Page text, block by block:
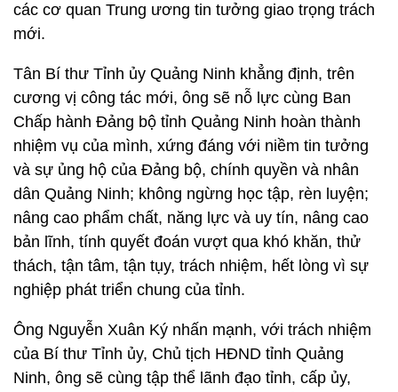
các cơ quan Trung ương tin tưởng giao trọng trách
mới.
Tân Bí thư Tỉnh ủy Quảng Ninh khẳng định, trên
cương vị công tác mới, ông sẽ nỗ lực cùng Ban
Chấp hành Đảng bộ tỉnh Quảng Ninh hoàn thành
nhiệm vụ của mình, xứng đáng với niềm tin tưởng
và sự ủng hộ của Đảng bộ, chính quyền và nhân
dân Quảng Ninh; không ngừng học tập, rèn luyện;
nâng cao phẩm chất, năng lực và uy tín, nâng cao
bản lĩnh, tính quyết đoán vượt qua khó khăn, thử
thách, tận tâm, tận tụy, trách nhiệm, hết lòng vì sự
nghiệp phát triển chung của tỉnh.
Ông Nguyễn Xuân Ký nhấn mạnh, với trách nhiệm
của Bí thư Tỉnh ủy, Chủ tịch HĐND tỉnh Quảng
Ninh, ông sẽ cùng tập thể lãnh đạo tỉnh, cấp ủy,